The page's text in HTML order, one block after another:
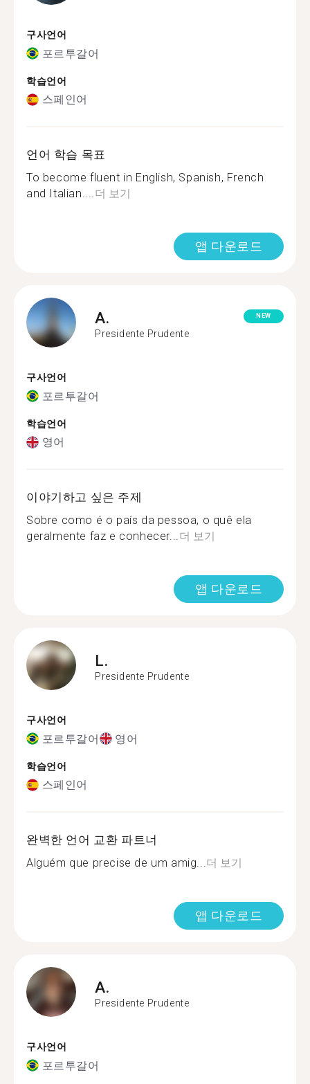
구사언어
포르투갈어
학습언어
스페인어
언어 학습 목표
To become fluent in English, Spanish, French
and Italian....더 보기
앱 다운로드
A.
Presidente Prudente
NEW
구사언어
포르투갈어
학습언어
영어
이야기하고 싶은 주제
Sobre como é o país da pessoa, o quê ela
geralmente faz e conhecer...더 보기
앱 다운로드
L.
Presidente Prudente
구사언어
포르투갈어 영어
학습언어
스페인어
완벽한 언어 교환 파트너
Alguém que precise de um amig...더 보기
앱 다운로드
A.
Presidente Prudente
구사언어
포르투갈어